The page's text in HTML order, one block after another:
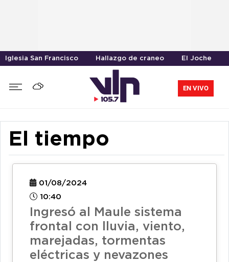
Iglesia San Francisco Hallazgo de craneo El Joche
EN VIVO
El tiempo
01/08/2024
10:40
Ingresó al Maule sistema
frontal con lluvia, viento,
marejadas, tormentas
eléctricas y nevazones